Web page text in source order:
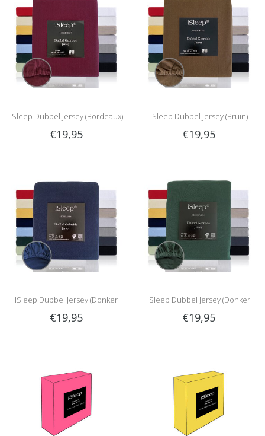
iSleep Dubbel Jersey (Bordeaux)
€19,95
iSleep Dubbel Jersey (Bruin)
€19,95
iSleep Dubbel Jersey (Donker
€19,95
iSleep Dubbel Jersey (Donker
€19,95